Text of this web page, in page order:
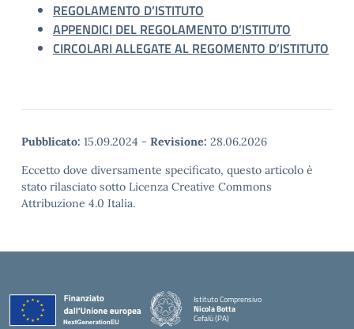
REGOLAMENTO D’ISTITUTO
APPENDICI DEL REGOLAMENTO D’ISTITUTO
CIRCOLARI ALLEGATE AL REGOMENTO D’ISTITUTO
Pubblicato: 15.09.2024 - Revisione: 28.06.2026
Eccetto dove diversamente specificato, questo articolo è
stato rilasciato sotto Licenza Creative Commons
Attribuzione 4.0 Italia.
Istituto Comprensivo
Nicola Botta
Cefalù (PA)